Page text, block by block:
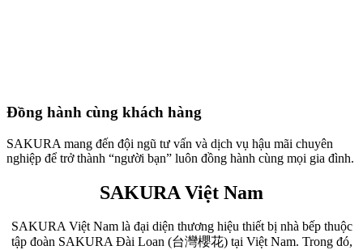
Đồng hành cùng khách hàng
SAKURA mang đến đội ngũ tư vấn và dịch vụ hậu mãi chuyên
nghiệp để trở thành “người bạn” luôn đồng hành cùng mọi gia đình.
SAKURA Việt Nam
SAKURA Việt Nam là đại diện thương hiệu thiết bị nhà bếp thuộc
tập đoàn SAKURA Đài Loan (台灣櫻花) tại Việt Nam. Trong đó,